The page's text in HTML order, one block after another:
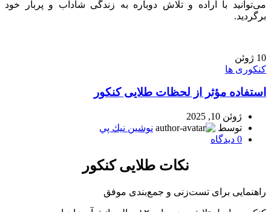
می‌توانید با اراده و تلاش دوباره به زندگی شاداب و پربار خود
برگردید.
10 ژوئن
کنکوری ها
استفاده مؤثر از لحظات طلایی کنکور
ژوئن 10, 2025
توسط
نوشين نيك پي
0 دیدگاه
نکات طلایی کنکور
راهنمایی برای تست‌زنی و جمع‌بندی موفق